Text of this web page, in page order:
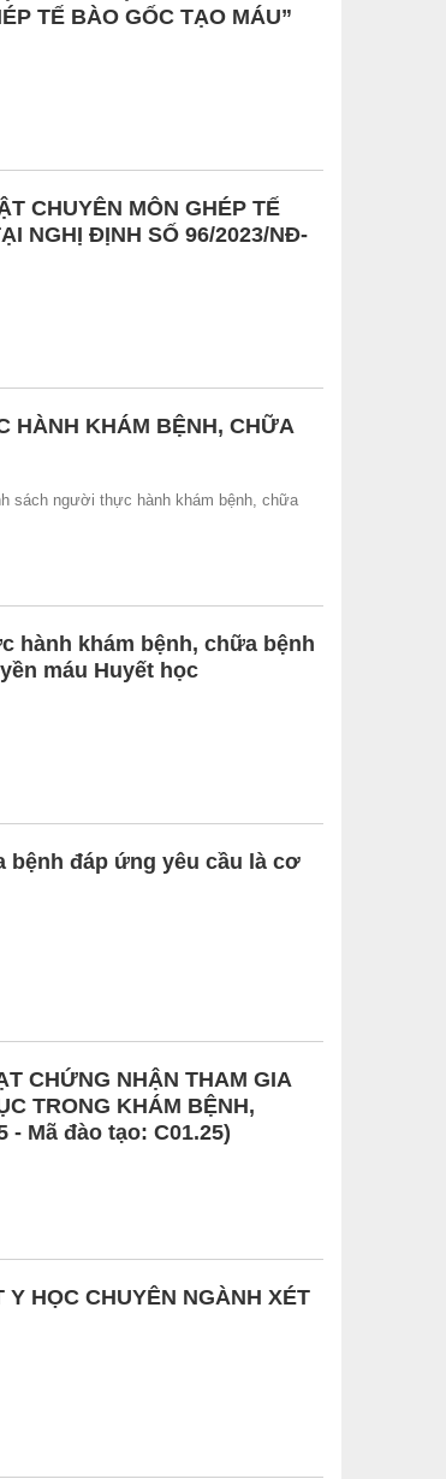
TẾ BÀO GỐC TẠO MÁU”
CHUYÊN MÔN GHÉP TẾ
NGHỊ ĐỊNH SỐ 96/2023/NĐ-
HÀNH KHÁM BỆNH, CHỮA
sách người thực hành khám bệnh, chữa
hành khám bệnh, chữa bệnh
máu Huyết học
bệnh đáp ứng yêu cầu là cơ
CHỨNG NHẬN THAM GIA
TRONG KHÁM BỆNH,
- Mã đào tạo: C01.25)
HỌC CHUYÊN NGÀNH XÉT